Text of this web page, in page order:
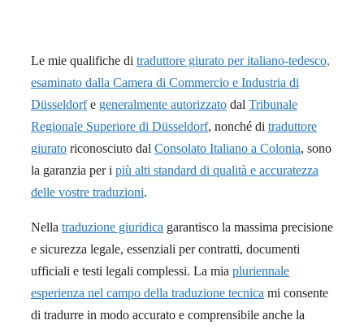
Le mie qualifiche di traduttore giurato per italiano-tedesco,
esaminato dalla Camera di Commercio e Industria di
Düsseldorfe generalmente autorizzato dal Tribunale
Regionale Superiore di Düsseldorf, nonché di traduttore
giurato riconosciuto dal Consolato Italiano a Colonia, sono
la garanzia per i più alti standard di qualità e accuratezza
delle vostre traduzioni.
Nella traduzione giuridica garantisco la massima precisione
e sicurezza legale, essenziali per contratti, documenti
ufficiali e testi legali complessi. La mia pluriennale
esperienza nel campo della traduzione tecnica mi consente
di tradurre in modo accurato e comprensibile anche la